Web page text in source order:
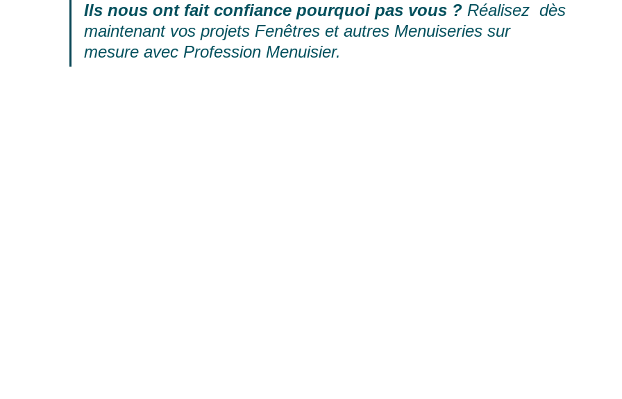
Ils nous ont fait confiance pourquoi pas vous ? Réalisez  dès
maintenant vos projets Fenêtres et autres Menuiseries sur
mesure avec Profession Menuisier.